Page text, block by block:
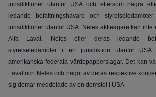
jurisdiktioner utanför USA och eftersom några
ledande befattningshavare och
jurisdiktioner utanför USA. Neles aktieägare kan inte
Alfa Laval, Neles eller deras ledande
styrelseledamöter i en jurisdiktion utanför
amerikanska federala värdepapperslagar. Det kan
Laval och Neles och något av deras respektive
sig domar meddelade av en domstol i USA.